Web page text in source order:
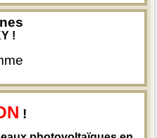
!
!